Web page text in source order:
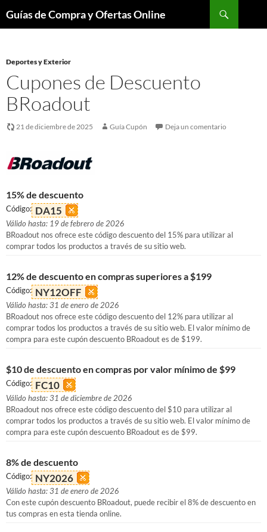
Guías de Compra y Ofertas Online
Deportes y Exterior
Cupones de Descuento
BRoadout
21 de diciembre de 2025 Guía Cupón Deja un comentario
15% de descuento
Código: DA15
Válido hasta: 19 de febrero de 2026
BRoadout nos ofrece este código descuento del 15% para utilizar al
comprar todos los productos a través de su sitio web.
12% de descuento en compras superiores a $199
Código: NY12OFF
Válido hasta: 31 de enero de 2026
BRoadout nos ofrece este código descuento del 12% para utilizar al
comprar todos los productos a través de su sitio web. El valor mínimo de
compra para este cupón descuento BRoadout es de $199.
$10 de descuento en compras por valor mínimo de $99
Código: FC10
Válido hasta: 31 de diciembre de 2026
BRoadout nos ofrece este código descuento del $10 para utilizar al
comprar todos los productos a través de su sitio web. El valor mínimo de
compra para este cupón descuento BRoadout es de $99.
8% de descuento
Código: NY2026
Válido hasta: 31 de enero de 2026
Con este cupón descuento BRoadout, puede recibir el 8% de descuento en
tus compras en esta tienda online.